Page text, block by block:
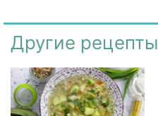
Другие рецепты